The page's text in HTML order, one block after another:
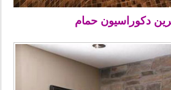
دکوراسیون حمام